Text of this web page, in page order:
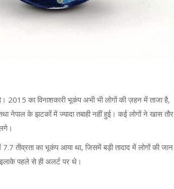
2015 का विनाशकारी भूकंप अभी भी लोगों की ज़हन में ताजा है,
नेपाल के झटकों में ज्यादा तबाही नहीं हुई। कई लोगों ने खास तौर
तीव्रता का भूकंप आया था, जिसमें बड़ी तादाद में लोगों की जान
पहले से ही अलर्ट पर थे।